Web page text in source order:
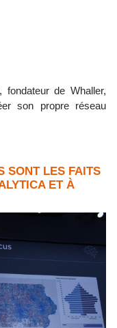
de Whaller,
son propre réseau
SONT LES FAITS
ET À